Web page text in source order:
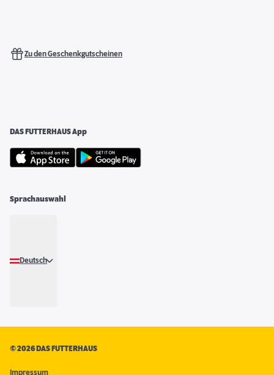
Zu den Geschenkgutscheinen
DAS FUTTERHAUS App
Sprachauswahl
Deutsch
©2026 DAS FUTTERHAUS
Impressum